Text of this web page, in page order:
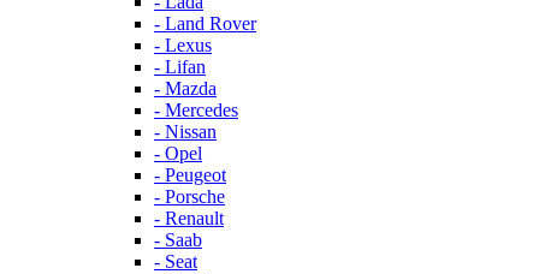
- Land Rover
- Lexus
- Lifan
- Mazda
- Mercedes
- Nissan
- Opel
- Peugeot
- Porsche
- Renault
- Saab
- Seat